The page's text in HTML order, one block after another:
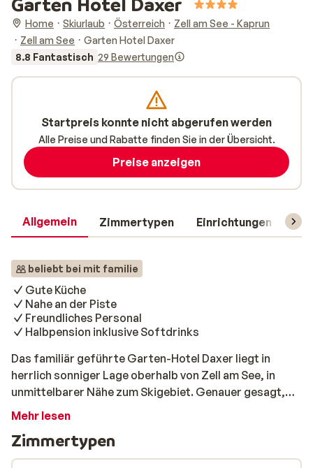
Home Skiurlaub Österreich
Zell am See - Kaprun
Zell am See
Garten Hotel Daxer
8.8 Fantastisch 29 Bewertungen
Allgemein Zimmertypen Einrichtungen
beliebt bei mit familie
Gute Küche
Nahe an der Piste
Freundliches Personal
Halbpension inklusive Softdrinks
Das familiär geführte Garten-Hotel Daxer liegt in
herrlich sonniger Lage oberhalb von Zell am See, in
unmittelbarer Nähe zum Skigebiet. Genauer gesagt,
befindet sich das Hotel in herrlicher Lage auf der
Talstation der Schmittenhöhebahn und an dem
Übungslift. Darüber hinaus können Sie fast bis zum
Mehr lesen
Zimmertypen
Startpreis konnte nicht abgerufen werden
Alle Preise und Rabatte finden Sie in der Übersicht.
Preise anzeigen